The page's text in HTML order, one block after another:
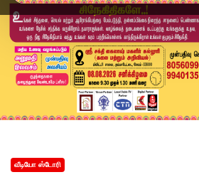
வீடியோ ஸ்டோரி